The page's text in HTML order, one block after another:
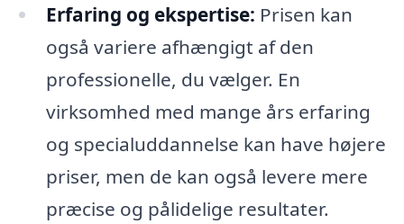
Erfaring og ekspertise: Prisen kan
også variere afhængigt af den
professionelle, du vælger. En
virksomhed med mange års erfaring
og specialuddannelse kan have højere
priser, men de kan også levere mere
præcise og pålidelige resultater.